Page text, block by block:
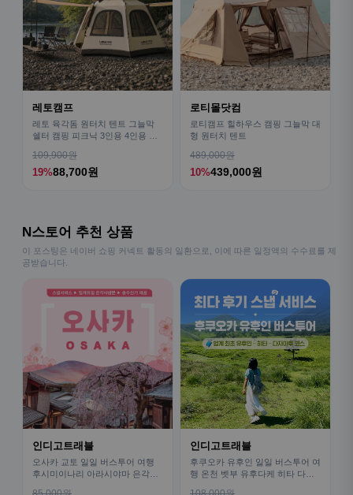
레토캠프
레토 육각돔 원터치 텐트 그늘막
쉘터 캠핑 피크닉 3인용 4인용 패
109,900원
19%88,700원
로티몰닷컴
로티캠프 힐하우스 캠핑 그늘막 대
형 원터치 텐트
489,000원
10%439,000원
N스토어 추천 상품
이 포스팅은 네이버 쇼핑 커넥트 활동의 일환으로, 이에 따른 일정액의 수수료를 제
공받습니다.
인디고트래블
오사카 교토 일일 버스투어 여행
후시미이나리 아라시야마 은각사
인디고트래블
후쿠오카 유후인 일일 버스투어 여
행 온천 벳부 유후다케 히타 다자